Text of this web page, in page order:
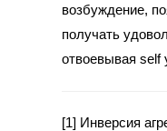
возбуждение,
получать
отвоевывая self
[1] Инверсия